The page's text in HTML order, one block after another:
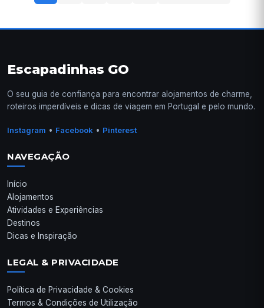
Escapadinhas GO
O seu guia de confiança para encontrar alojamentos de charme,
roteiros imperdíveis e dicas de viagem em Portugal e pelo mundo.
Instagram • Facebook • Pinterest
NAVEGAÇÃO
Início
Alojamentos
Atividades e Experiências
Destinos
Dicas e Inspiração
LEGAL & PRIVACIDADE
Política de Privacidade & Cookies
Termos & Condições de Utilização